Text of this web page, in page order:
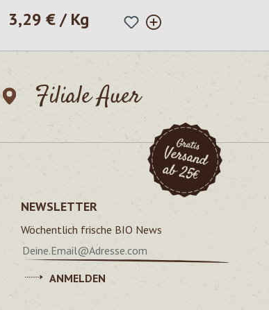
Regulärer Preis:
3,29 € / Kg
Filiale Auer
NEWSLETTER
Wöchentlich frische BIO News
ANMELDEN